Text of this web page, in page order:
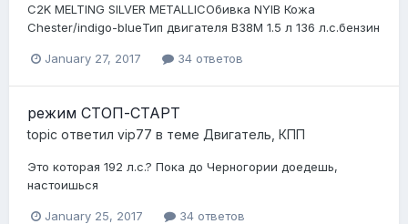
C2K MELTING SILVER METALLICОбивка NYIB Кожа
Chester/indigo-blueТип двигателя B38M 1.5 л 136 л.с.бензин
January 27, 2017 34 ответов
режим СТОП-СТАРТ
topic ответил vip77 в теме Двигатель, КПП
Это которая 192 л.с.? Пока до Черногории доедешь,
настоишься
January 25, 2017 34 ответов